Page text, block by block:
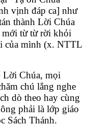
vịnh đáp ca] như
thành Lời Chúa
mới từ từ rời khỏi
của mình (x. NTTL
Lời Chúa, mọi
chú lắng nghe
dò theo hay cùng
phải là lớp giáo
Sách Thánh.